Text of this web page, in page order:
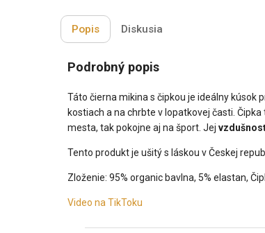
Popis Diskusia
Podrobný popis
Táto čierna mikina s čipkou je ideálny kúsok
kostiach a na chrbte v lopatkovej časti.
mesta, tak pokojne aj na šport. Jej
Tento produkt je ušitý s láskou v Českej
Zloženie: 95% organic bavlna, 5% elastan,
Video na TikToku